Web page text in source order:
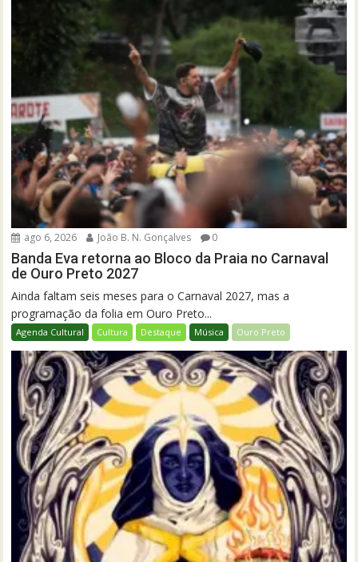
ago 6, 2026 João B. N. Gonçalves 0
Banda Eva retorna ao Bloco da Praia no Carnaval
de Ouro Preto 2027
Ainda faltam seis meses para o Carnaval 2027, mas a
programação da folia em Ouro Preto...
Agenda Cultural Cultura Destaque Música Ouro Preto